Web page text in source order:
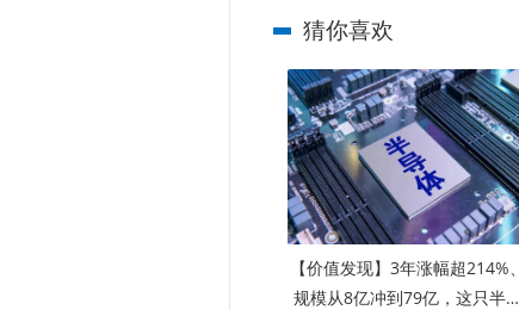
猜你喜欢
【价值发现】3年涨幅超214%、
规模从8亿冲到79亿，这只半导